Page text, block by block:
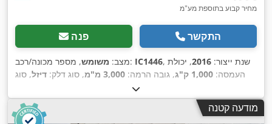
מחיר קבוע בתוספת מע"מ
פנה התקשר
מצב: משומש , מספר מכונה/רכב: IC1446 , שנת ייצור: 2016, יכולת
העמסה: 1,000 ק"ג , גובה הרמה: 3,000 מ"מ , סוג דלק: דיזל, סוג
מודעה קטנה